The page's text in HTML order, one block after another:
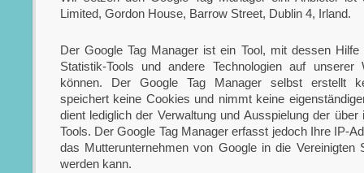
Limited, Gordon House, Barrow Street, Dublin 4, Irland.
Der Google Tag Manager ist ein Tool, mit dessen
Statistik-Tools und andere Technologien auf unserer
können. Der Google Tag Manager selbst erstellt
speichert keine Cookies und nimmt keine
dient lediglich der Verwaltung und Ausspielung der über
Tools. Der Google Tag Manager erfasst jedoch Ihre IP-
das Mutterunternehmen von Google in die Vereinigten
werden kann.